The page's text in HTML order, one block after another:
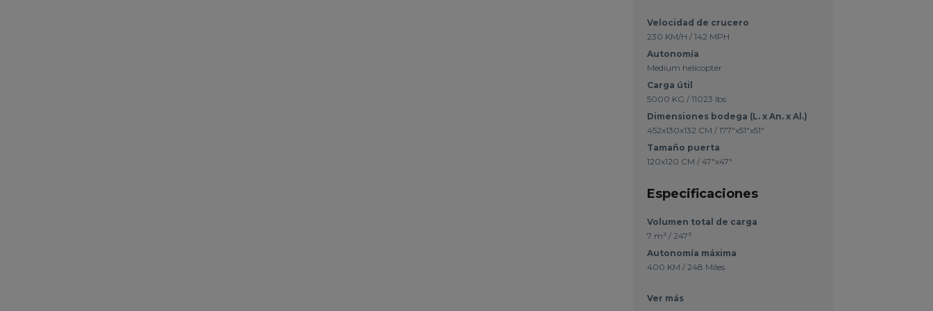
Velocidad de crucero
230 KM/H / 142 MPH
Autonomía
Medium helicopter
Carga útil
5000 KG / 11023 lbs
Dimensiones bodega (L. x An. x Al.)
452x130x132 CM / 177"x51"x51"
Tamaño puerta
120x120 CM / 47"x47"
Especificaciones
Volumen total de carga
7 m³ / 247³
Autonomía máxima
400 KM / 248 Miles
Ver más